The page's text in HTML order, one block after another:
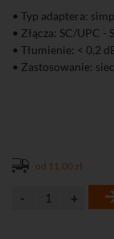
• Typ adaptera:
• Złącza: SC/UPC -
• Tłumienie: < 0,2
• Zastosowanie:
od 11,00 zł